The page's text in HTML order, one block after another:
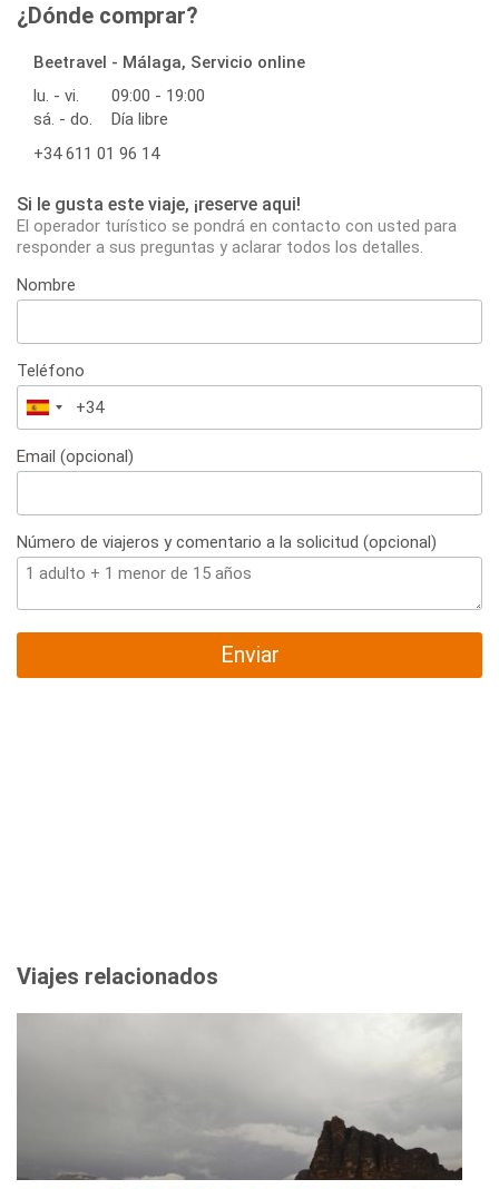
¿Dónde comprar?
Beetravel - Málaga, Servicio online
lu. - vi.
09:00 - 19:00
sá. - do.
Día libre
+34 611 01 96 14
Si le gusta este viaje, ¡reserve aqui!
El operador turístico se pondrá en contacto con usted para
responder a sus preguntas y aclarar todos los detalles.
Nombre
Teléfono
España
+34
Email (opcional)
Número de viajeros y comentario a la solicitud (opcional)
Enviar
Viajes relacionados